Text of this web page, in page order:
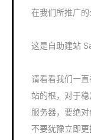
在我们所推广的
这是自助建站
请看看我们一
站的根，对于
服务器，要绝
不要犹豫立即更